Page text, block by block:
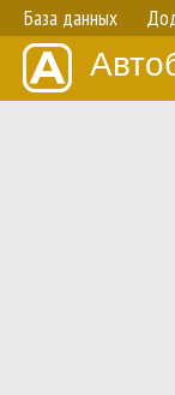
База данных